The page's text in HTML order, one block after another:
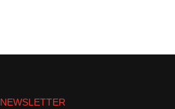
NEWSLETTER